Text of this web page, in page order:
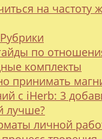
на частоту
по
комплекты
принимать
с iHerb: 3
лучше?
личной